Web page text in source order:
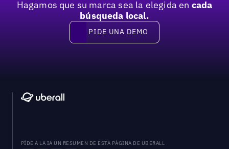
Hagamos que su marca sea la elegida en cada
búsqueda local.
Pide una demo
PIDE UNA DEMO
PÍDE A LA IA UN RESUMEN DE ESTA PÁGINA DE UBERALL